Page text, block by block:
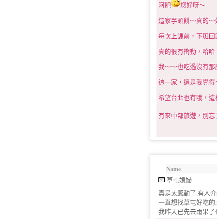
阿肥
您好呀～
這家芋頭餅～真的～
每次上課前，下班
真的很有衝動，哈哈
我～～也吃過沒有
這一家，還是我覺
希望台北也有哦，
有來中部旅遊，別
Name
草屯媳婦
真是太感動了,有人
一直想找草屯好吃
我昨天已先去雨果了